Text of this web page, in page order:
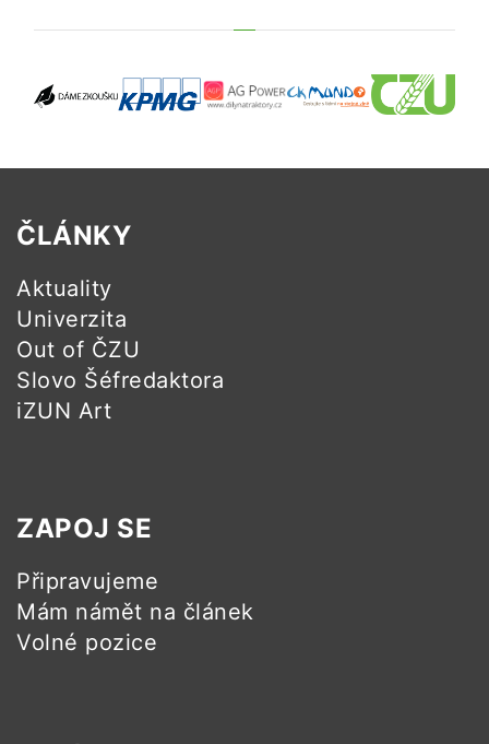
ČLÁNKY
Aktuality
Univerzita
Out of ČZU
Slovo Šéfredaktora
iZUN Art
ZAPOJ SE
Připravujeme
Mám námět na článek
Volné pozice